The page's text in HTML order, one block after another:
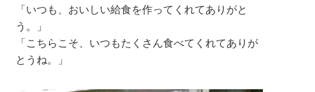
「いつも、おいしい給食を作ってくれてありがと
う。」
「こちらこそ、いつもたくさん食べてくれてありが
とうね。」